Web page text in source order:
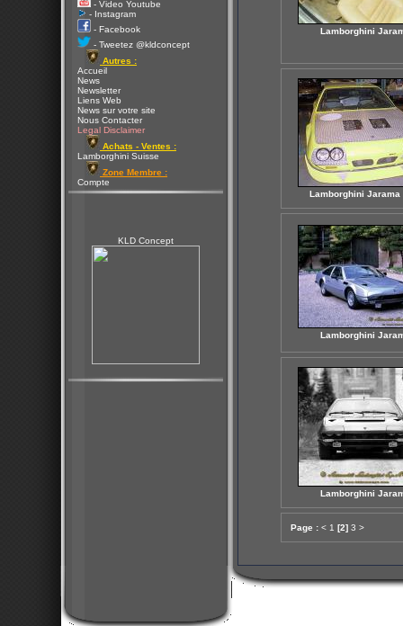
- Video Youtube
- Instagram
- Facebook
- Tweetez @kldconcept
Autres :
Accueil
News
Newsletter
Liens Web
News sur votre site
Nous Contacter
Legal Disclaimer
Achats - Ventes :
Lamborghini Suisse
Zone Membre :
Compte
KLD Concept
Lamborghini
Lamborghini Jarama
Lamborghini
Lamborghini
Page : < 1 [2] 3 >